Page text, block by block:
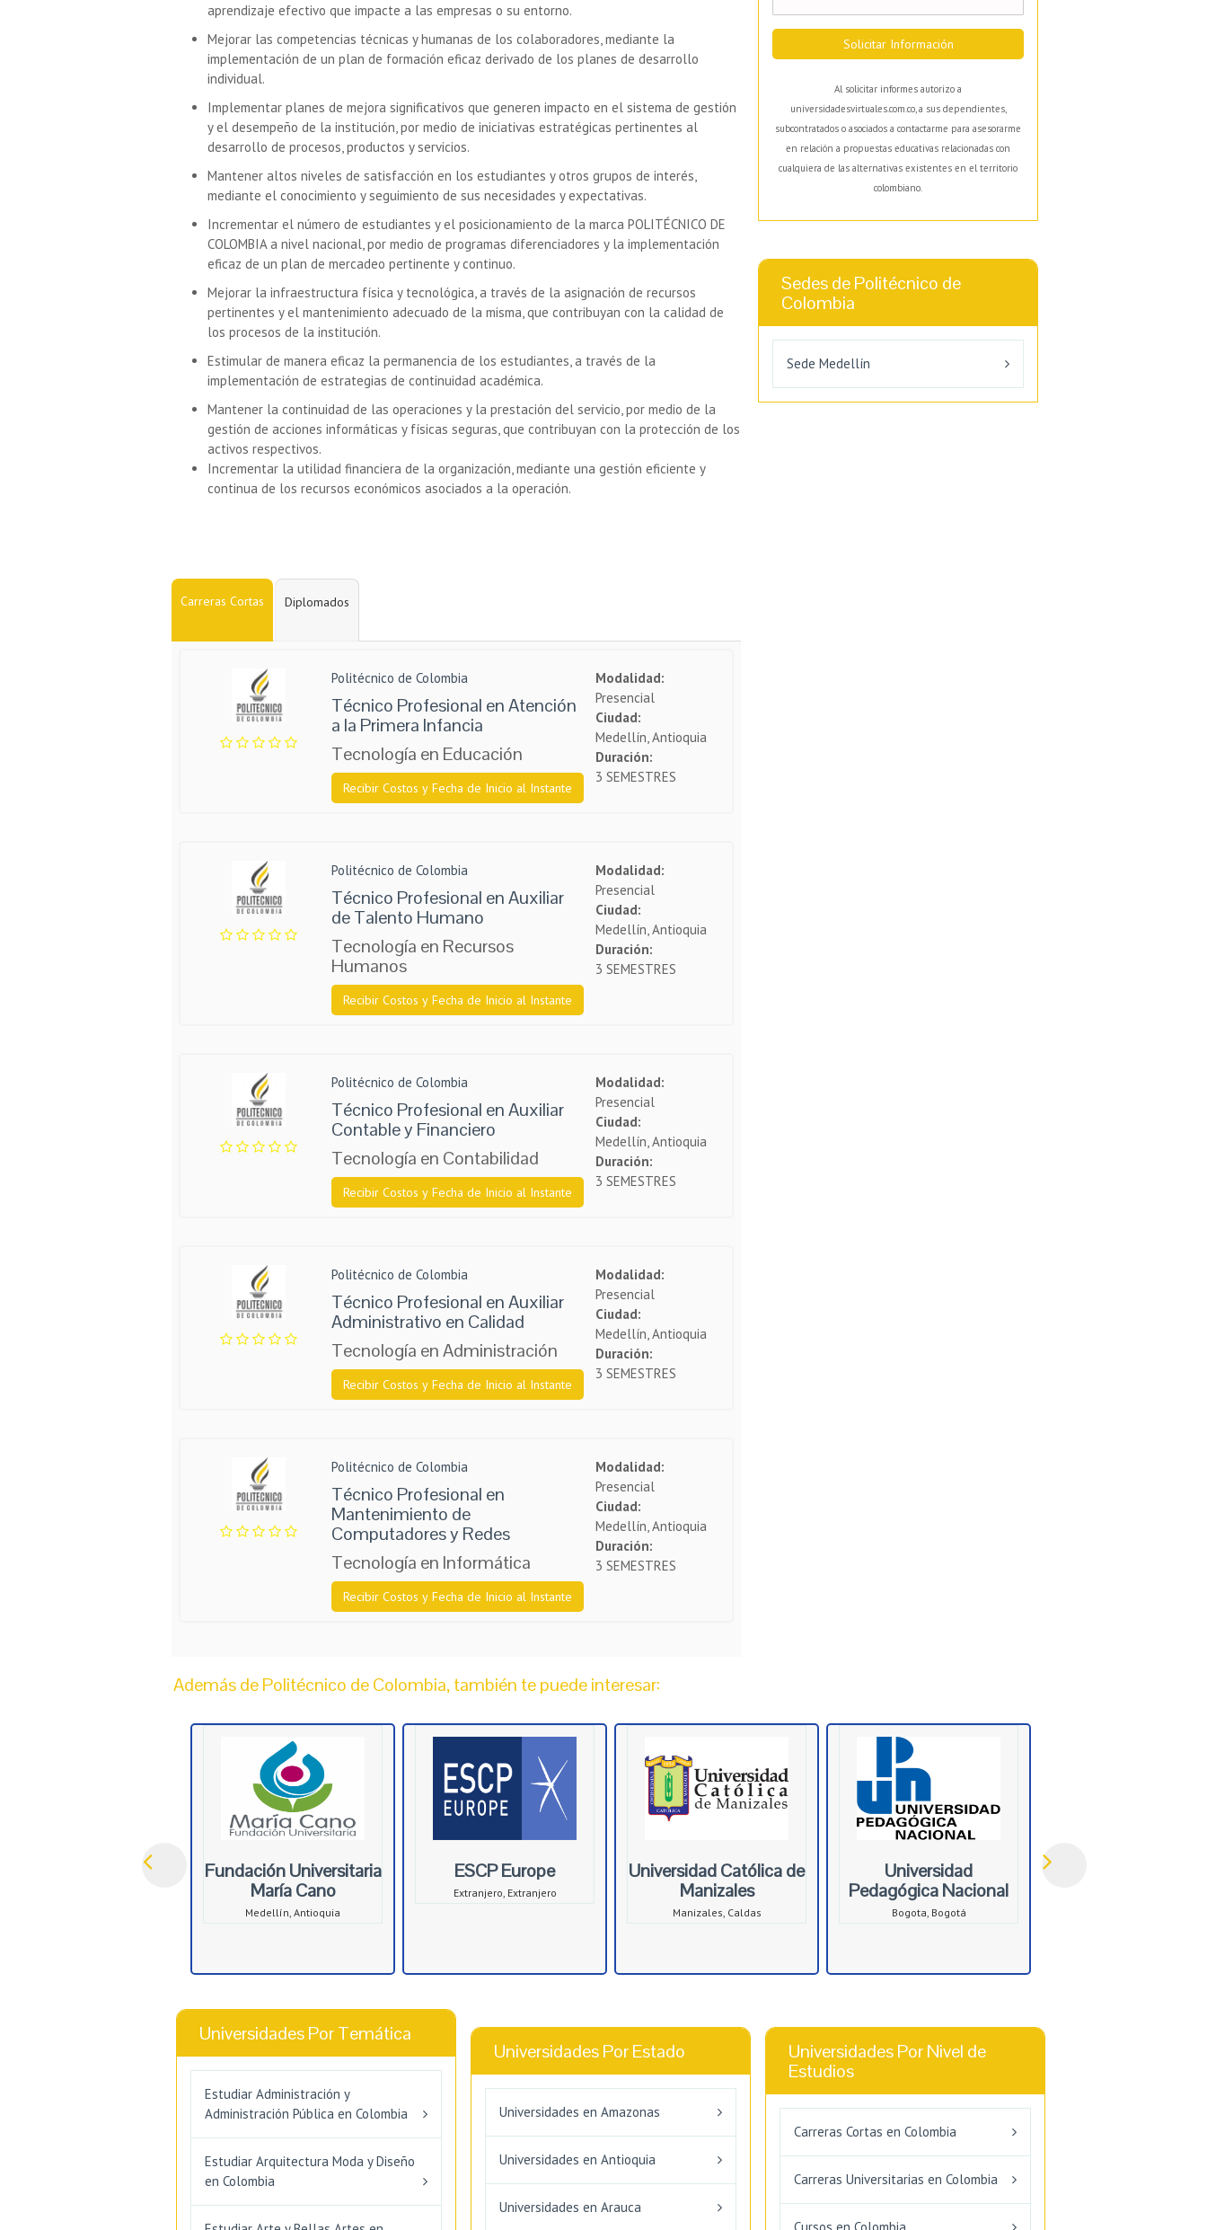
aprendizaje efectivo que impacte a las empresas o su entorno.
Mejorar las competencias técnicas y humanas de los colaboradores, mediante la
implementación de un plan de formación eficaz derivado de los planes de desarrollo
individual.
Implementar planes de mejora significativos que generen impacto en el sistema de gestión
y el desempeño de la institución, por medio de iniciativas estratégicas pertinentes al
desarrollo de procesos, productos y servicios.
Mantener altos niveles de satisfacción en los estudiantes y otros grupos de interés,
mediante el conocimiento y seguimiento de sus necesidades y expectativas.
Incrementar el número de estudiantes y el posicionamiento de la marca POLITÉCNICO DE
COLOMBIA a nivel nacional, por medio de programas diferenciadores y la implementación
eficaz de un plan de mercadeo pertinente y continuo.
Mejorar la infraestructura física y tecnológica, a través de la asignación de recursos
pertinentes y el mantenimiento adecuado de la misma, que contribuyan con la calidad de
los procesos de la institución.
Estimular de manera eficaz la permanencia de los estudiantes, a través de la
implementación de estrategias de continuidad académica.
Mantener la continuidad de las operaciones y la prestación del servicio, por medio de la
gestión de acciones informáticas y físicas seguras, que contribuyan con la protección de los
activos respectivos.
Incrementar la utilidad financiera de la organización, mediante una gestión eficiente y
continua de los recursos económicos asociados a la operación.
Carreras Cortas Diplomados
Politécnico de Colombia
Técnico Profesional en Atención
a la Primera Infancia
Tecnología en Educación
Recibir Costos y Fecha de Inicio al Instante
Modalidad:
Presencial
Ciudad:
Medellín, Antioquia
Duración:
3 SEMESTRES
Politécnico de Colombia
Técnico Profesional en Auxiliar
de Talento Humano
Tecnología en Recursos
Humanos
Recibir Costos y Fecha de Inicio al Instante
Modalidad:
Presencial
Ciudad:
Medellín, Antioquia
Duración:
3 SEMESTRES
Politécnico de Colombia
Técnico Profesional en Auxiliar
Contable y Financiero
Tecnología en Contabilidad
Recibir Costos y Fecha de Inicio al Instante
Modalidad:
Presencial
Ciudad:
Medellín, Antioquia
Duración:
3 SEMESTRES
Politécnico de Colombia
Técnico Profesional en Auxiliar
Administrativo en Calidad
Tecnología en Administración
Recibir Costos y Fecha de Inicio al Instante
Modalidad:
Presencial
Ciudad:
Medellín, Antioquia
Duración:
3 SEMESTRES
Politécnico de Colombia
Técnico Profesional en
Mantenimiento de
Computadores y Redes
Tecnología en Informática
Recibir Costos y Fecha de Inicio al Instante
Modalidad:
Presencial
Ciudad:
Medellín, Antioquia
Duración:
3 SEMESTRES
Solicitar Información
Al solicitar informes autorizo a
universidadesvirtuales.com.co, a sus dependientes,
subcontratados o asociados a contactarme para asesorarme
en relación a propuestas educativas relacionadas con
cualquiera de las alternativas existentes en el territorio
colombiano.
Sedes de Politécnico de
Colombia
Sede Medellín
Además de Politécnico de Colombia, también te puede interesar:
Fundación Universitaria
María Cano
Medellín, Antioquia
ESCP Europe
Extranjero, Extranjero
Universidad Católica de
Manizales
Manizales, Caldas
Universidad
Pedagógica Nacional
Bogota, Bogotá
Universidades Por Temática
Estudiar Administración y
Administración Pública en Colombia
Estudiar Arquitectura Moda y Diseño
en Colombia
Universidades Por Estado
Universidades en Amazonas
Universidades en Antioquia
Universidades en Arauca
Universidades Por Nivel de
Estudios
Carreras Cortas en Colombia
Carreras Universitarias en Colombia